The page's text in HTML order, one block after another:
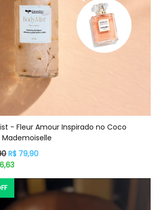
- Fleur Amour Inspirado no Coco
R$ 79,90